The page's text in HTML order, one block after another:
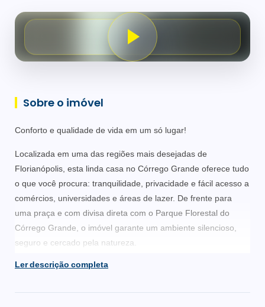
Sobre o imóvel
Conforto e qualidade de vida em um só lugar!
Localizada em uma das regiões mais desejadas de
Florianópolis, esta linda casa no Córrego Grande oferece tudo
o que você procura: tranquilidade, privacidade e fácil acesso a
comércios, universidades e áreas de lazer. De frente para
uma praça e com divisa direta com o Parque Florestal do
Córrego Grande, o imóvel garante um ambiente silencioso,
seguro e cercado pela natureza.
Casa com 3 quartos, sendo 1 suíte uma suíte master com
ampla, àrea de serviço, piscina, área goumert, jardim.
Ler descrição completa